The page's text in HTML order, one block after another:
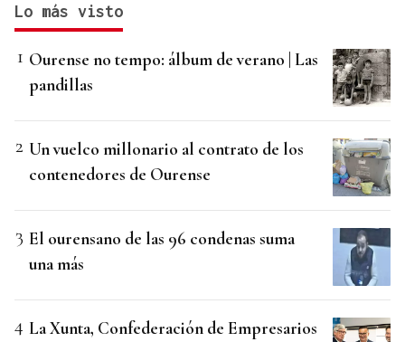
Lo más visto
Ourense no tempo: álbum de verano | Las
pandillas
Un vuelco millonario al contrato de los
contenedores de Ourense
El ourensano de las 96 condenas suma
una más
La Xunta, Confederación de Empresarios